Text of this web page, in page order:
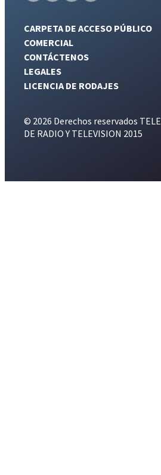
CARPETA DE ACCESO PÚBLICO
COMERCIAL
CONTÁCTENOS
LEGALES
LICENCIA DE RODAJES
© 2026 Derechos reservados
DE RADIO Y TELEVISION 2015